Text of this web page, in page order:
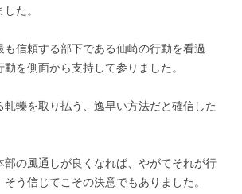
た。
信頼する部下である仙崎の行動を看過
を側面から支持して参りました。
軋轢を取り払う、逸早い方法だと確信した
部の風通しが良くなれば、やがてそれが行
う信じてこその決意でもありました。